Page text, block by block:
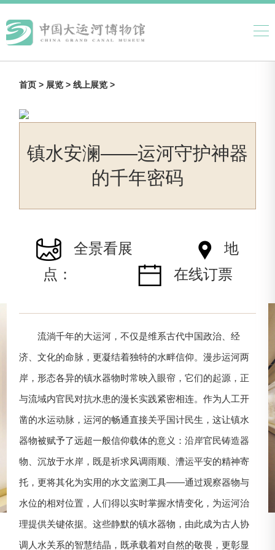
首页 > 展览 >线上展览 >
镇水安澜——运河守护神器
的千年密码
全景看展
地
点：
在线订票
流淌千年的大运河，不仅是维系古代中国政治、经
济、文化的命脉，更凝结着独特的水畔信仰。漫步运河两
岸，形态各异的镇水器物时常映入眼帘，它们的起源，正
与流域内官民对抗水患的漫长实践紧密相连。作为人工开
凿的水运动脉，运河的畅通直接关乎国计民生，这让镇水
器物被赋予了远超一般信仰载体的意义：沿岸官民铸造器
物、沉放于水岸，既是祈求风调雨顺、漕运平安的精神寄
托，更将其化为实用的水文监测工具——通过观察器物与
水位的相对位置，人们得以实时掌握水情变化，为运河治
理提供关键依据。这些静默的镇水器物，由此成为古人协
调人水关系的智慧结晶，既承载着对自然的敬畏，更彰显